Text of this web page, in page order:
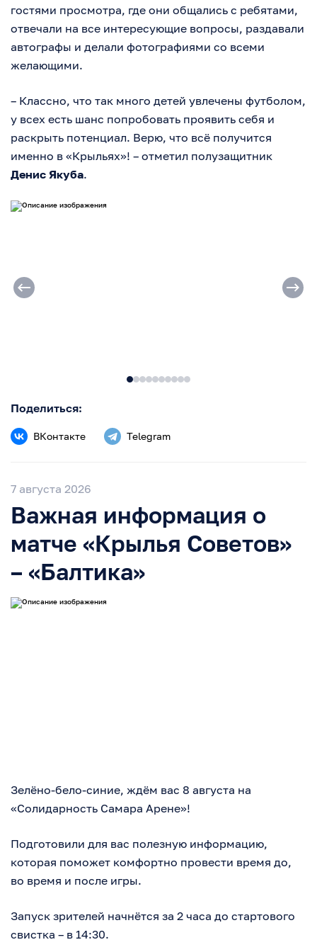
гостями просмотра, где они общались с ребятами,
отвечали на все интересующие вопросы, раздавали
автографы и делали фотографиями со всеми
желающими.
– Классно, что так много детей увлечены футболом,
у всех есть шанс попробовать проявить себя и
раскрыть потенциал. Верю, что всё получится
именно в «Крыльях»! – отметил полузащитник
Денис Якуба.
Поделиться:
ВКонтакте Telegram
7 августа 2026
Важная информация о
матче «Крылья Советов»
– «Балтика»
Зелёно-бело-синие, ждём вас 8 августа на
«Солидарность Самара Арене»!
Подготовили для вас полезную информацию,
которая поможет комфортно провести время до,
во время и после игры.
Запуск зрителей начнётся за 2 часа до стартового
свистка – в 14:30.